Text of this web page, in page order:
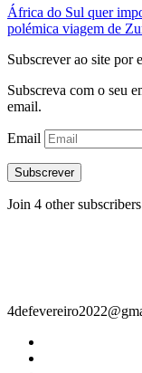
África do Sul quer
polémica viagem de
Subscrever ao site por
Subscreva com o seu
email.
Email
Subscrever
Join 4 other subscribers